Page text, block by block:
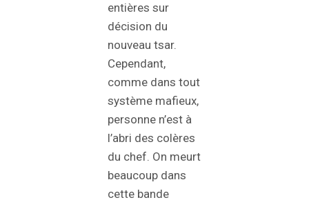
entières sur
décision du
nouveau tsar.
Cependant,
comme dans tout
système mafieux,
personne n’est à
l’abri des colères
du chef. On meurt
beaucoup dans
cette bande